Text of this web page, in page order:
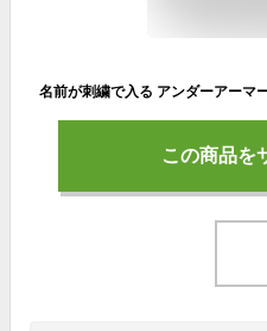
この商品を